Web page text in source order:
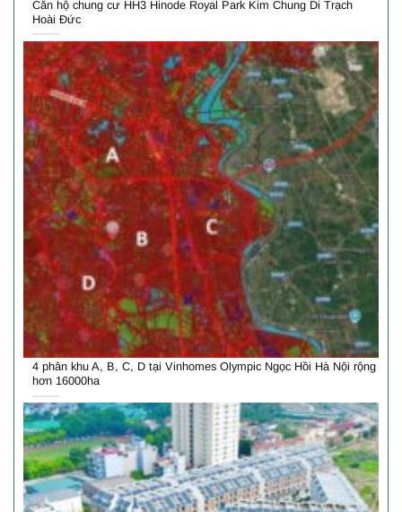
Căn hộ chung cư HH3 Hinode Royal Park Kim Chung Di Trạch
Hoài Đức
4 phân khu A, B, C, D tại Vinhomes Olympic Ngọc Hồi Hà Nội rộng
hơn 16000ha